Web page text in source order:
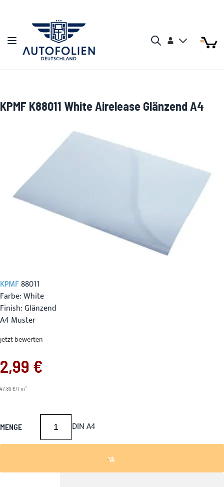
Navigation umschalten Konto Mein
KPMF88011
Farbe: White
Finish: Glänzend
A4 Muster
KPMF K88011 White Airelease Glänzend A4
jetzt bewerten
2,99 €
47.89 €/1 m2
MENGE DIN A4